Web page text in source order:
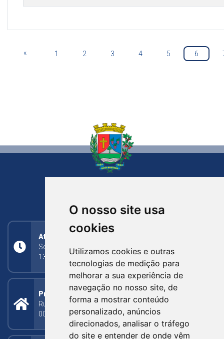
O nosso site usa
cookies
Utilizamos cookies e outras
tecnologias de medição para
melhorar a sua experiência de
navegação no nosso site, de
forma a mostrar conteúdo
personalizado, anúncios
direcionados, analisar o tráfego
do site e entender de onde vêm
« 1 2 3 4 5 6
Atendimento
Segunda a Sexta: 8h às 11h30min (manhã);
13h30min às 17h (tarde)
Prefeitura Municipal
Rua Silva Jardim, 505 - Bairro Centro - CEP: 95340-
000